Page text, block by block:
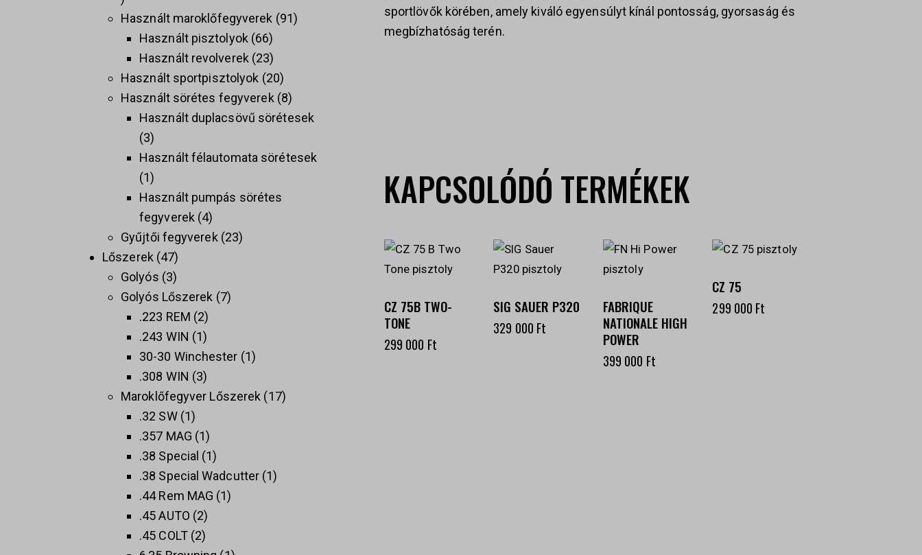
sportlövők körében, amely kiváló egyensúlyt kínál pontosság, gyorsaság és
megbízhatóság terén.
KAPCSOLÓDÓ TERMÉKEK
CZ 75B TWO-
TONE
299 000 Ft
SIG SAUER P320
329 000 Ft
FABRIQUE
NATIONALE HIGH
POWER
399 000 Ft
CZ 75
299 000 Ft
Használt maroklőfegyverek 91
Használt pisztolyok 66
Használt revolverek 23
Használt sportpisztolyok 20
Használt sörétes fegyverek 8
Használt duplacsövű sörétesek
3
Használt félautomata sörétesek
1
Használt pumpás sörétes
fegyverek 4
Gyűjtői fegyverek 23
Lőszerek 47
Golyós 3
Golyós Lőszerek 7
.223 REM 2
.243 WIN
1
30-30 Winchester 1
.308 WIN
3
Maroklőfegyver Lőszerek 17
.32 SW 1
.357 MAG 1
.38 Special
1
.38 Special Wadcutter 1
.44 Rem MAG 1
.45 AUTO 2
.45 COLT 2